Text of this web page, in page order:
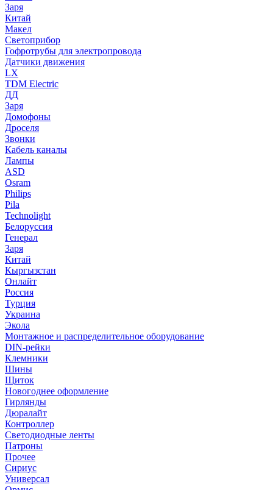
Заря
Китай
Макел
Светоприбор
Гофротрубы для электропровода
Датчики движения
LX
TDM Electric
ДД
Заря
Домофоны
Дроселя
Звонки
Кабель каналы
Лампы
ASD
Osram
Philips
Pila
Technolight
Белоруссия
Генерал
Заря
Китай
Кыргызстан
Онлайт
Россия
Турция
Украина
Экола
Монтажное и распределительное оборудование
DIN-рейки
Клемники
Шины
Щиток
Новогоднее оформление
Гирлянды
Дюралайт
Контроллер
Светодиодные ленты
Патроны
Прочее
Сириус
Универсал